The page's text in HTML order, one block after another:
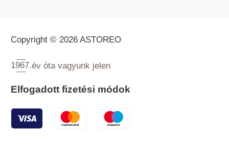
Copyright © 2026 ASTOREO
1967.év óta vagyunk jelen
Elfogadott fizetési módok